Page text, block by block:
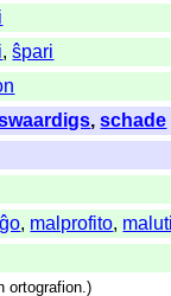
,ŝpari
,schade
, malprofito,
ortografion.)